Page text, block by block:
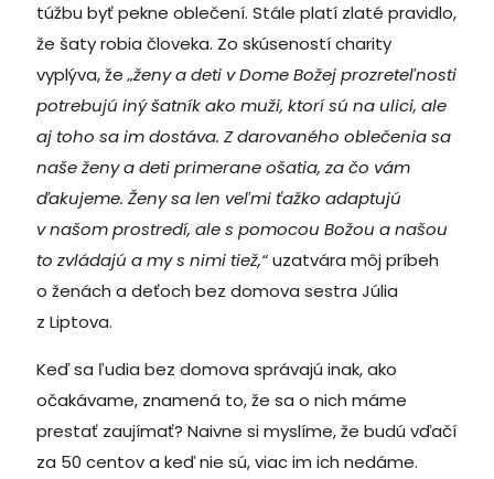
túžbu byť pekne oblečení. Stále platí zlaté pravidlo,
že šaty robia človeka. Zo skúseností charity
vyplýva, že„ženy a deti v Dome Božej prozreteľnosti
potrebujú iný šatník ako muži, ktorí sú na ulici, ale
aj toho sa im dostáva. Z darovaného oblečenia sa
naše ženy a deti primerane ošatia, za čo vám
ďakujeme. Ženy sa len veľmi ťažko adaptujú
v našom prostredí, ale s pomocou Božou a našou
to zvládajú a my s nimi tiež,“uzatvára môj príbeh
o ženách a deťoch bez domova sestra Júlia
z Liptova.
Keď sa ľudia bez domova správajú inak, ako
očakávame, znamená to, že sa o nich máme
prestať zaujímať? Naivne si myslíme, že budú vďačí
za 50 centov a keď nie sú, viac im ich nedáme.